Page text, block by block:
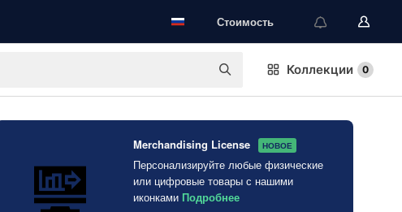
Стоимость
Коллекции 0
Merchandising License НОВОЕ
Персонализируйте любые физические
или цифровые товары с нашими
иконками Подробнее